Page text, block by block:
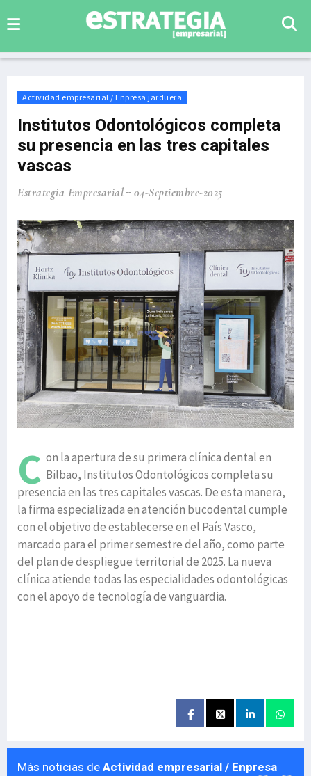
Actividad empresarial / Enpresa jarduera
Institutos Odontológicos completa
su presencia en las tres capitales
vascas
Estrategia Empresarial 04-Septiembre-2025
C on la apertura de su primera clínica dental en
Bilbao, Institutos Odontológicos completa su
presencia en las tres capitales vascas. De esta manera,
la firma especializada en atención bucodental cumple
con el objetivo de establecerse en el País Vasco,
marcado para el primer semestre del año, como parte
del plan de despliegue territorial de 2025. La nueva
clínica atiende todas las especialidades odontológicas
con el apoyo de tecnología de vanguardia.
Más noticias de Actividad empresarial / Enpresa